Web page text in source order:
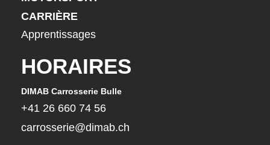
CARRIÈRE
Apprentissages
HORAIRES
DIMAB Carrosserie Bulle
+41 26 660 74 56
carrosserie@dimab.ch